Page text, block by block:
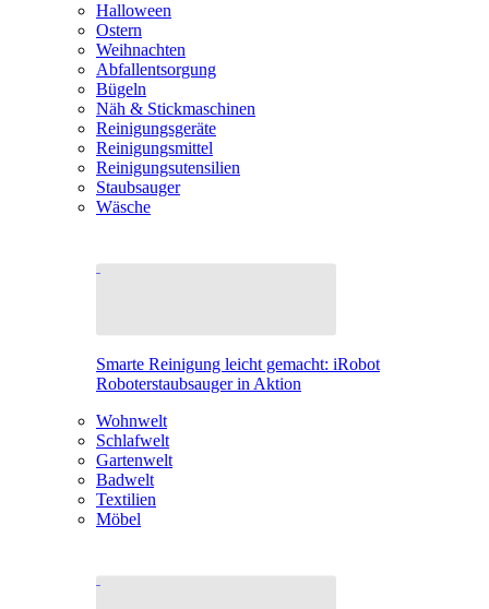
Halloween
Ostern
Weihnachten
Abfallentsorgung
Bügeln
Näh & Stickmaschinen
Reinigungsgeräte
Reinigungsmittel
Reinigungsutensilien
Staubsauger
Wäsche
Smarte Reinigung leicht gemacht: iRobot
Roboterstaubsauger in Aktion
Wohnwelt
Schlafwelt
Gartenwelt
Badwelt
Textilien
Möbel